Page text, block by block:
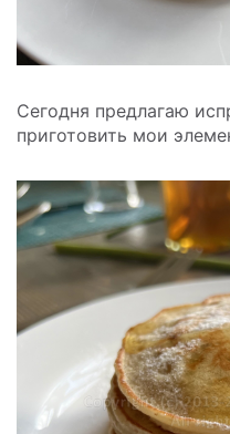
Сегодня предлагаю
приготовить мои